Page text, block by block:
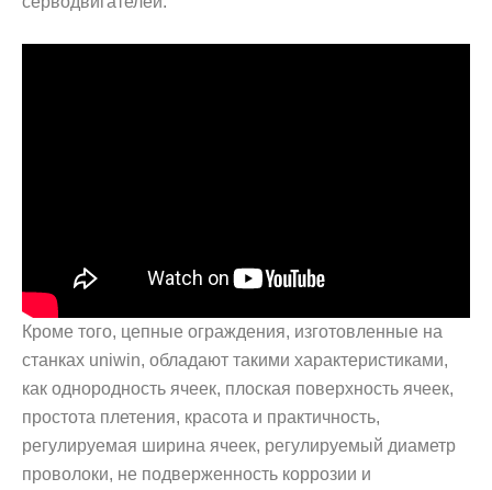
Кроме того, цепные ограждения, изготовленные на
станках uniwin, обладают такими характеристиками,
как однородность ячеек, плоская поверхность ячеек,
простота плетения, красота и практичность,
регулируемая ширина ячеек, регулируемый диаметр
проволоки, не подверженность коррозии и